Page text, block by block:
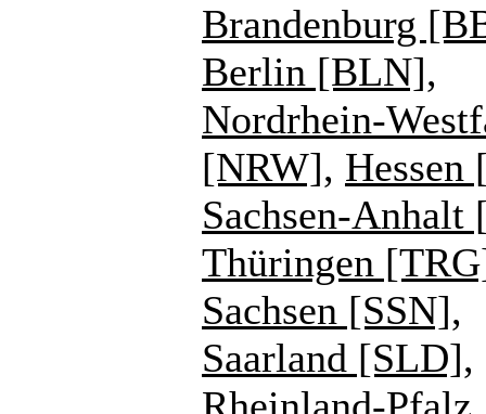
Brandenburg
Berlin [BLN],
Nordrhein-
[NRW], Hessen
Sachsen-Anhalt
Thüringen
Sachsen [SSN],
Saarland [SLD],